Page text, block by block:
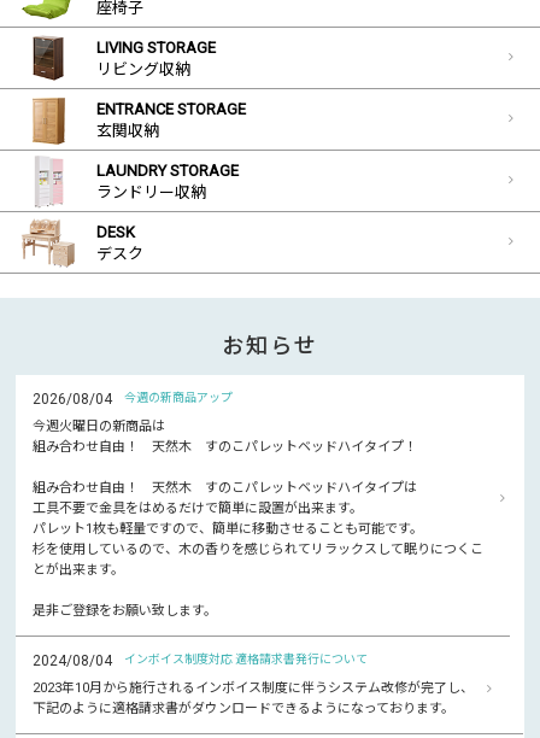
座椅子
LIVING STORAGE
リビング収納
ENTRANCE STORAGE
玄関収納
LAUNDRY STORAGE
ランドリー収納
DESK
デスク
お知らせ
2026/08/04 今週の新商品アップ
今週火曜日の新商品は
組み合わせ自由！ 天然木 すのこパレットベッドハイタイプ！
組み合わせ自由！ 天然木 すのこパレットベッドハイタイプは
工具不要で金具をはめるだけで簡単に設置が出来ます。
パレット1枚も軽量ですので、簡単に移動させることも可能です。
杉を使用しているので、木の香りを感じられてリラックスして眠りにつくこ
とが出来ます。
是非ご登録をお願い致します。
2024/08/04 インボイス制度対応 適格請求書発行について
2023年10月から施行されるインボイス制度に伴うシステム改修が完了し、
下記のように適格請求書がダウンロードできるようになっております。